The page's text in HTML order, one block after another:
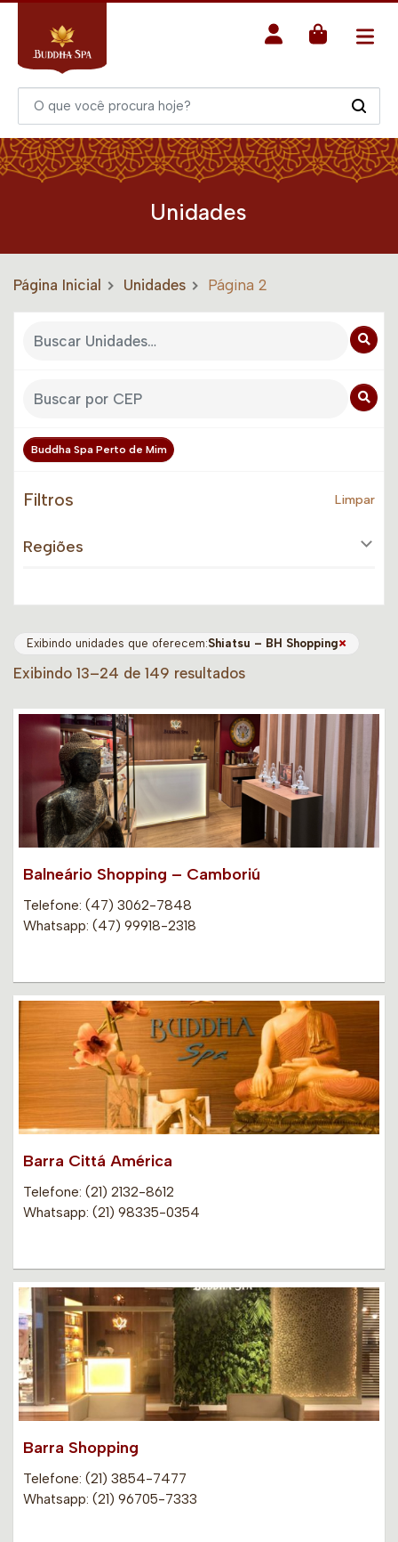
Unidades
Página Inicial Unidades Página 2
Buddha Spa Perto de Mim
Filtros Limpar
Regiões
Exibindo unidades que oferecem:Shiatsu – BH Shopping×
Exibindo 13–24 de 149 resultados
Balneário Shopping – Camboriú
Telefone: (47) 3062-7848
Whatsapp: (47) 99918-2318
Barra Cittá América
Telefone: (21) 2132-8612
Whatsapp: (21) 98335-0354
Barra Shopping
Telefone: (21) 3854-7477
Whatsapp: (21) 96705-7333